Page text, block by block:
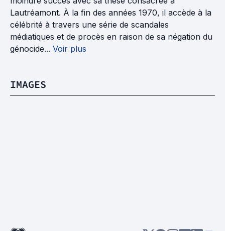
Lautréamont. À la fin des années 1970, il accède à la
célébrité à travers une série de scandales
médiatiques et de procès en raison de sa négation du
génocide... Voir plus
IMAGES